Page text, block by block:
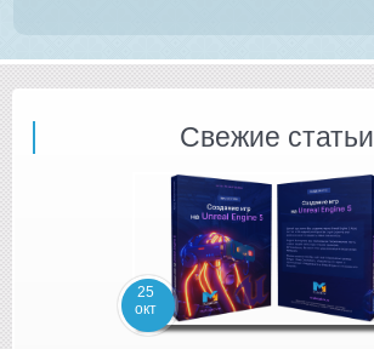
Свежие статьи
25
окт